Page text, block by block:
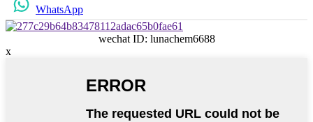
WhatsApp
wechat ID: lunachem6688
x